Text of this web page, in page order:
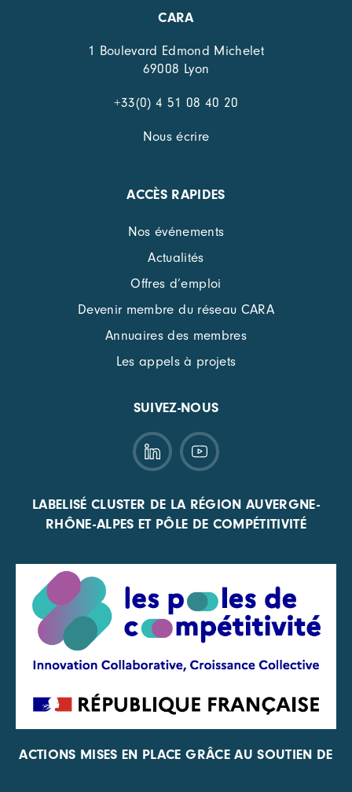
CARA
1 Boulevard Edmond Michelet
69008 Lyon
+33(0) 4 51 08 40 20
Nous écrire
ACCÈS RAPIDES
Nos événements
Actualités
Offres d’emploi
Devenir membre du réseau CARA
Annuaires des membres
Les appels à projets
SUIVEZ-NOUS
LABELISÉ CLUSTER DE LA RÉGION AUVERGNE-
RHÔNE-ALPES ET PÔLE DE COMPÉTITIVITÉ
ACTIONS MISES EN PLACE GRÂCE AU SOUTIEN DE